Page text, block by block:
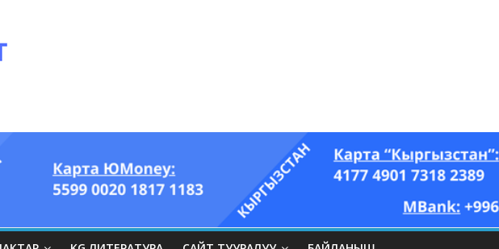
он үч акындын котормосунда